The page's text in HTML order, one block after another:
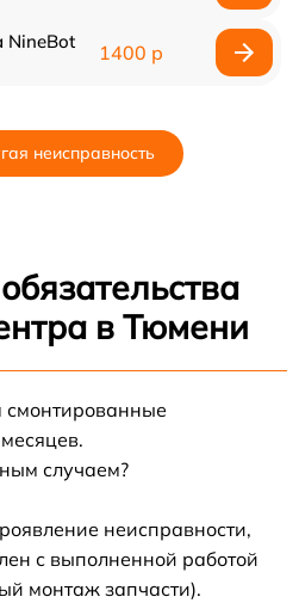
NineBot
1400 р
неисправность
в Тюмени
смонтированные
случаем?
неисправности,
с выполненной работой
монтаж запчасти).